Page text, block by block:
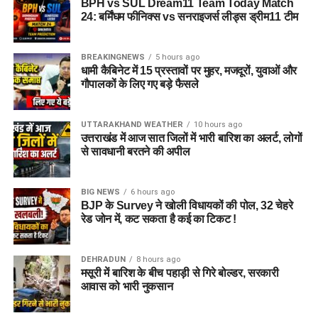
Team 1: Small League / Head-to-
Head Safe Team
Wicket-keeper:Tom Banton (VC)
Batters:James Vince, Joe Root, Sam Hain
All-Rounders:
Mitchell Santner
Bowlers:Trent Boult, Lockie Ferguson,
Mohammad Amir, Sam Cook
विश्लेषण:यह टीम स्मॉल लीग में
सुरक्षित पॉइंट्स सुनिश्चित करेगी,
क्योंकि इसमें टॉप-ऑर्डर के
बल्लेबाजों के साथ-साथ पूरे
ओवर्स करने वाले ऑलराउंडर्स
F Sweet(बल्लेबाज)
GA Elwiss
A Surenkumar(ऑलराउंडर)
D Gregory(गेंदबाज)
A Stonehouse
M Taylor(गेंदबाज)
Trent Rockets Women (TRT-W)
Probable XI:
Nat Sciver-Brunt(कप्तान & ऑलराउंडर)
Grace Scrivens
Ashleigh Gardner(ऑलराउंडर)
Heather Graham
(ऑलराउंडर)
Hindi
Edgbastonकी पिच पारंपरिक रूप से तेज गेंदबाजों को शुरुआती ओवरों में
मदद देती है। नई गेंद अच्छी सीम और बाउंस प्रदान करती है, लेकिन जैसे-
जैसे मैच आगे बढ़ता है बल्लेबाज खुलकर रन बना सकते हैं।
पिच का प्रकार: Hard Pitch
तेज गेंदबाजों को शुरुआती मदद
बल्लेबाज सेट होने के बाद तेजी से रन बना सकते हैं
पहली पारी का औसत स्कोर लगभग 155 रन
Pitch Summary
Pitch Type
Hard Pitch
बल्लेबाजी
अच्छी
गेंदबाजी
BPH vs SUL Dream11 Team Today Match
24: बर्मिंघम फीनिक्स vs सनराइजर्स लीड्स ड्रीम11 टीम
BREAKINGNEWS 5 hours ago
धामी कैबिनेट में 15 प्रस्तावों पर मुहर, मजदूरों, युवाओं और
गौपालकों के लिए गए बड़े फैसले
UTTARAKHAND WEATHER 10 hours ago
उत्तराखंड में आज सात जिलों में भारी बारिश का अलर्ट, लोगों
से सावधानी बरतने की अपील
BIG NEWS 6 hours ago
BJP के Survey ने खोली विधायकों की पोल, 32 चेहरे
रेड जोन में, कट सकता है कई का टिकट !
DEHRADUN 8 hours ago
मसूरी में बारिश के बीच पहाड़ी से गिरे बोल्डर, सरकारी
आवास को भारी नुकसान